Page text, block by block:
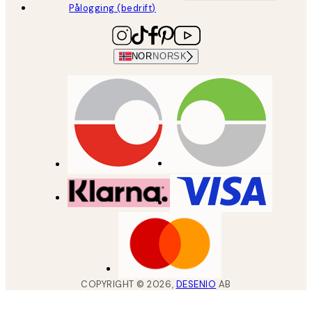
Pålogging (bedrift)
NOR NORSK
COPYRIGHT ©2026, DESENIO AB